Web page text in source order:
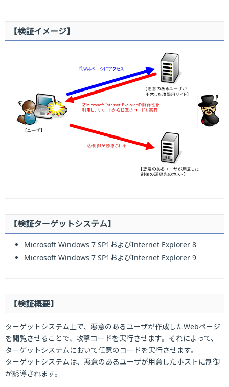
【検証イメージ】
【検証ターゲットシステム】
Microsoft Windows 7 SP1およびInternet Explorer 8
Microsoft Windows 7 SP1およびInternet Explorer 9
【検証概要】
ターゲットシステム上で、悪意のあるユーザが作成したWebページ
を閲覧させることで、攻撃コードを実行させます。それによって、
ターゲットシステムにおいて任意のコードを実行させます。
ターゲットシステムは、悪意のあるユーザが用意したホストに制御
が誘導されます。